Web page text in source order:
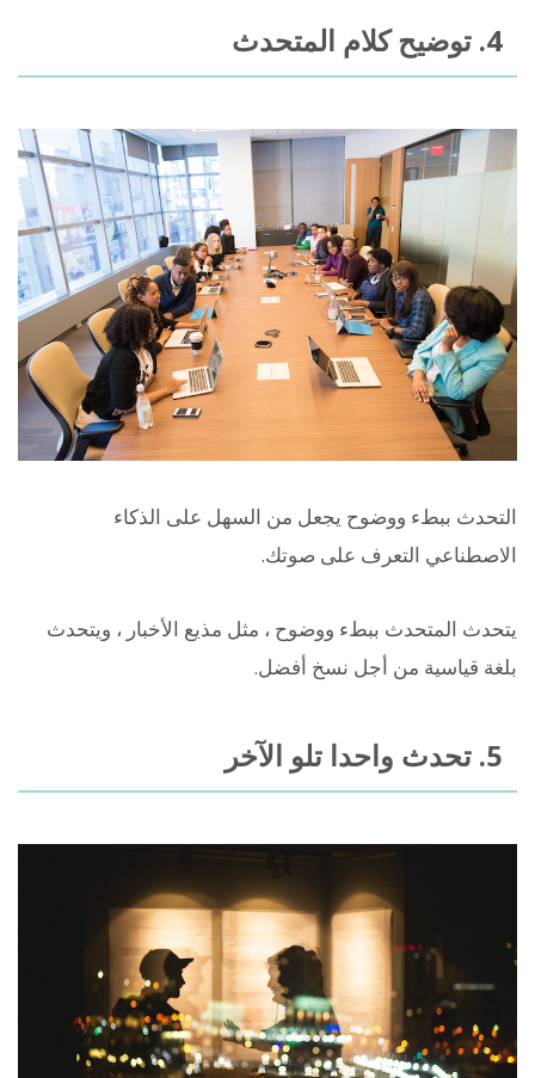
4. توضيح كلام المتحدث
التحدث ببطء ووضوح يجعل من السهل على الذكاء
الاصطناعي التعرف على صوتك.
يتحدث المتحدث ببطء ووضوح ، مثل مذيع الأخبار ، ويتحدث
بلغة قياسية من أجل نسخ أفضل.
5. تحدث واحدا تلو الآخر